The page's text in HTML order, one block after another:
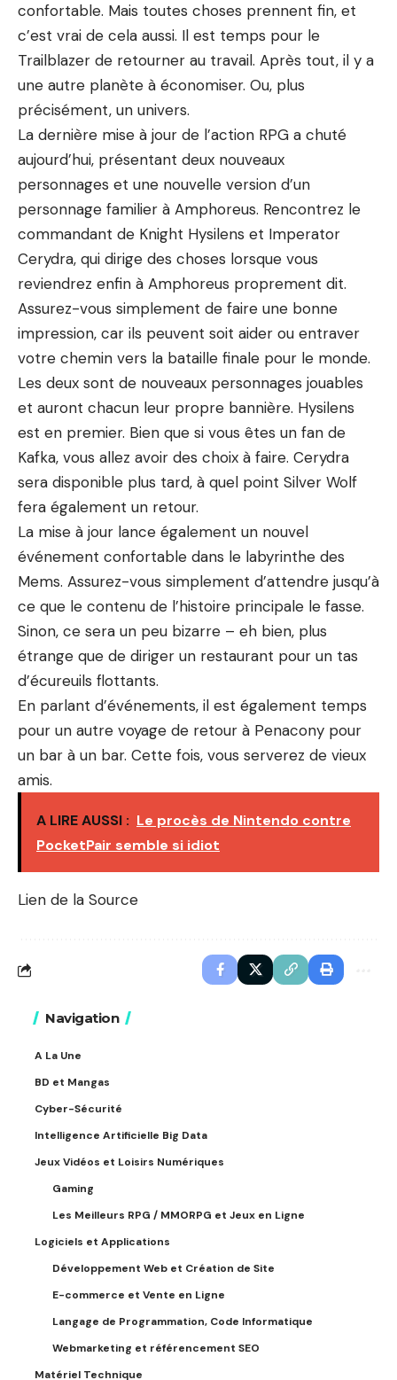
confortable. Mais toutes choses prennent fin, et
c’est vrai de cela aussi. Il est temps pour le
Trailblazer de retourner au travail. Après tout, il y a
une autre planète à économiser. Ou, plus
précisément, un univers.
La dernière mise à jour de l’action RPG a chuté
aujourd’hui, présentant deux nouveaux
personnages et une nouvelle version d’un
personnage familier à Amphoreus. Rencontrez le
commandant de Knight Hysilens et Imperator
Cerydra, qui dirige des choses lorsque vous
reviendrez enfin à Amphoreus proprement dit.
Assurez-vous simplement de faire une bonne
impression, car ils peuvent soit aider ou entraver
votre chemin vers la bataille finale pour le monde.
Les deux sont de nouveaux personnages jouables
et auront chacun leur propre bannière. Hysilens
est en premier. Bien que si vous êtes un fan de
Kafka, vous allez avoir des choix à faire. Cerydra
sera disponible plus tard, à quel point Silver Wolf
fera également un retour.
La mise à jour lance également un nouvel
événement confortable dans le labyrinthe des
Mems. Assurez-vous simplement d’attendre jusqu’à
ce que le contenu de l’histoire principale le fasse.
Sinon, ce sera un peu bizarre – eh bien, plus
étrange que de diriger un restaurant pour un tas
d’écureuils flottants.
En parlant d’événements, il est également temps
pour un autre voyage de retour à Penacony pour
un bar à un bar. Cette fois, vous serverez de vieux
amis.
A LIRE AUSSI : Le procès de Nintendo contre
PocketPair semble si idiot
Lien de la Source
Navigation
A La Une
BD et Mangas
Cyber-Sécurité
Intelligence Artificielle Big Data
Jeux Vidéos et Loisirs Numériques
Gaming
Les Meilleurs RPG / MMORPG et Jeux en Ligne
Logiciels et Applications
Développement Web et Création de Site
E-commerce et Vente en Ligne
Langage de Programmation, Code Informatique
Webmarketing et référencement SEO
Matériel Technique